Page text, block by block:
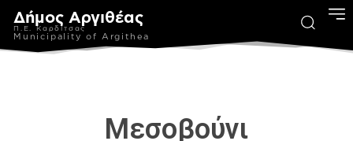
Δήμος Αργιθέας
Π.Ε. Καρδίτσας
Municipality of Argithea
Μεσοβούνι